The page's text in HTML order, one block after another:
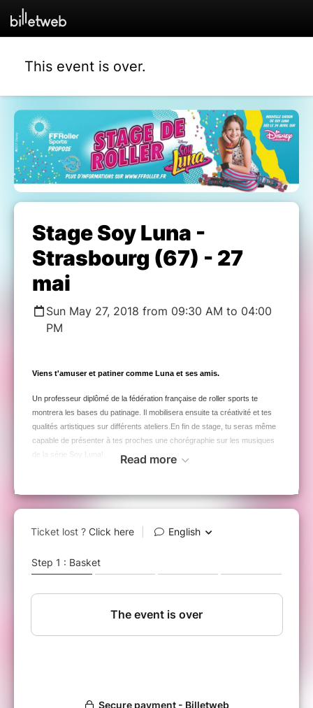
This event is over.
Stage Soy Luna -
Strasbourg (67) - 27
mai
Sun May 27, 2018 from 09:30 AM to 04:00
PM
Viens t'amuser et patiner comme Luna et ses amis.
Un professeur diplômé de la fédération française de roller sports te
montrera les bases du patinage. Il mobilisera ensuite ta créativité et tes
qualités artistiques sur différents ateliers.En fin de stage, tu seras même
capable de présenter à tes proches une chorégraphie sur les musiques
de la série Soy Luna!
des protections et casque
un pique nique
et surtout tes patins quad ou in line !!!
https://acrobatusers.com/tutorials/how-to-sign-a-pdf-file-using-a-
Read more